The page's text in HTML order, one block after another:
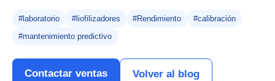
#laboratorio #liofilizadores #Rendimiento
#calibración
#mantenimiento predictivo
Contactar ventas Volver al blog